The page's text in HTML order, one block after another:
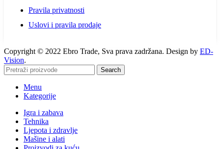
Pravila privatnosti
Uslovi i pravila prodaje
Copyright © 2022 Ebro Trade, Sva prava zadržana. Design by ED-
Vision.
Search
Menu
Kategorije
Igra i zabava
Tehnika
Ljepota i zdravlje
Mašine i alati